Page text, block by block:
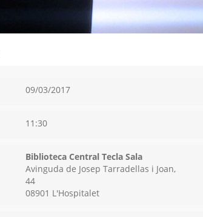
09/03/2017
11:30
Biblioteca Central Tecla Sala
Avinguda de Josep Tarradellas i Joan,
44
08901 L'Hospitalet